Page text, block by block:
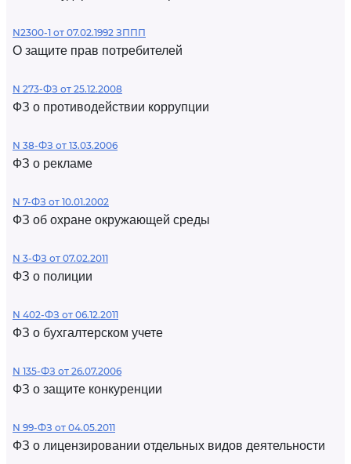
N2300-1 от 07.02.1992 ЗППП
О защите прав потребителей
N 273-ФЗ от 25.12.2008
ФЗ о противодействии коррупции
N 38-ФЗ от 13.03.2006
ФЗ о рекламе
N 7-ФЗ от 10.01.2002
ФЗ об охране окружающей среды
N 3-ФЗ от 07.02.2011
ФЗ о полиции
N 402-ФЗ от 06.12.2011
ФЗ о бухгалтерском учете
N 135-ФЗ от 26.07.2006
ФЗ о защите конкуренции
N 99-ФЗ от 04.05.2011
ФЗ о лицензировании отдельных видов деятельности